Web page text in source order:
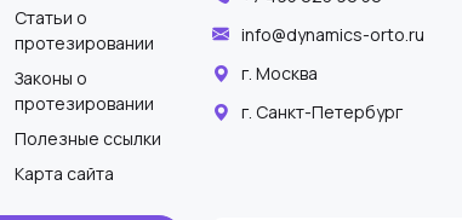
Статьи о
протезировании
Законы о
протезировании
Полезные ссылки
Карта сайта
info@dynamics-orto.ru
г. Москва
г. Санкт-Петербург